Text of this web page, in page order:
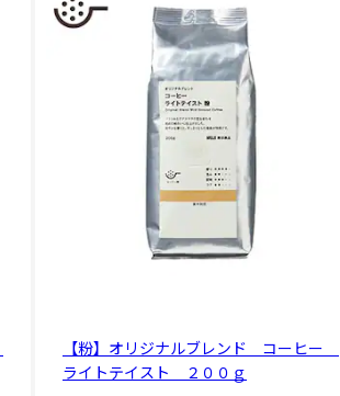
【粉】オリジナルブレンド コーヒー
ライトテイスト ２００ｇ